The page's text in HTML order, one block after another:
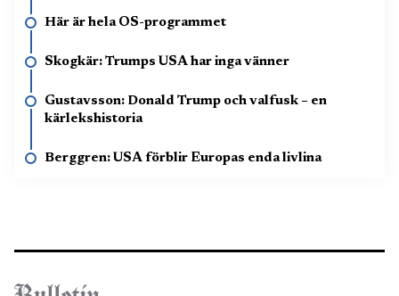
Här är hela OS-programmet
Skogkär: Trumps USA har inga vänner
Gustavsson: Donald Trump och valfusk – en
kärlekshistoria
Berggren: USA förblir Europas enda livlina